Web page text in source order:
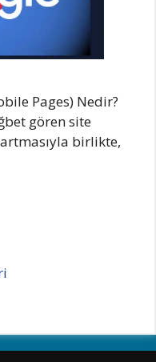
Pages) Nedir?
gören site
birlikte,